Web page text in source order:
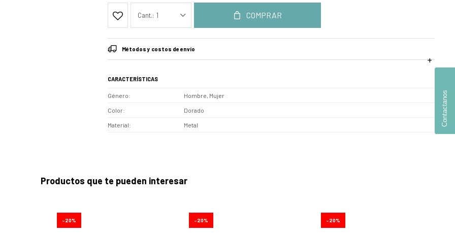
1 COMPRAR
Métodos y costos de envío
CARACTERÍSTICAS
Género Hombre, Mujer
Color Dorado
Material Metal
Productos que te pueden interesar
20 20 20
Contactanos